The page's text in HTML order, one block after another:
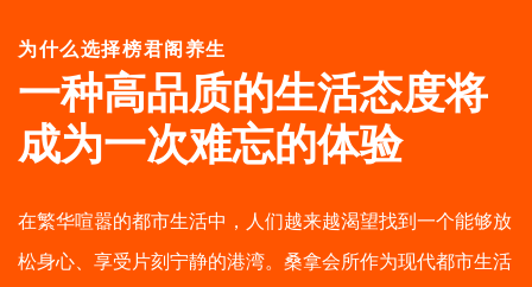
为什么选择榜君阁养生
一种高品质的生活态度将
成为一次难忘的体验
在繁华喧嚣的都市生活中，人们越来越渴望找到一个能够放
松身心、享受片刻宁静的港湾。桑拿会所作为现代都市生活